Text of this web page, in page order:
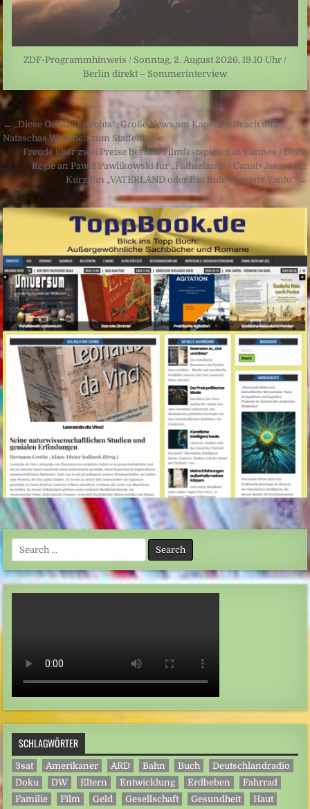
ZDF-Programmhinweis / Sonntag, 2. August 2026, 19.10 Uhr /
Berlin direkt – Sommerinterview
Beitragsnavigation
← „Diese Ochsenknechts“: Große News am Kapstadt-Beach und
Nataschas Wahrheit zum Staffelfinale
Freude über zwei Preise bei den Filmfestspielen in Cannes / Beste
Regie an Pawel Pawlikowski für „Fatherland“ / Canal+ Award für
Kurzfilm „VATERLAND oder Ein Bule Namens Yanto“ →
Search
for:
SCHLAGWÖRTER
3sat Amerikaner ARD Bahn Buch
Deutschlandradio
Doku
DW Eltern Entwicklung Erdbeben
Fahrrad
Familie
Film Geld Gesellschaft Gesundheit
Haut